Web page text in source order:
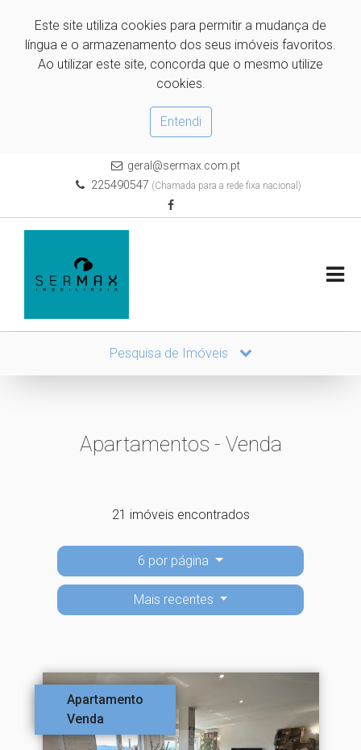
Este site utiliza cookies para permitir a mudança de
língua e o armazenamento dos seus imóveis favoritos.
Ao utilizar este site, concorda que o mesmo utilize
cookies.
Entendi
geral@sermax.com.pt
225490547 (Chamada para a rede fixa nacional)
Pesquisa de Imóveis
Apartamentos - Venda
21 imóveis encontrados
6 por página
Mais recentes
Apartamento
Venda